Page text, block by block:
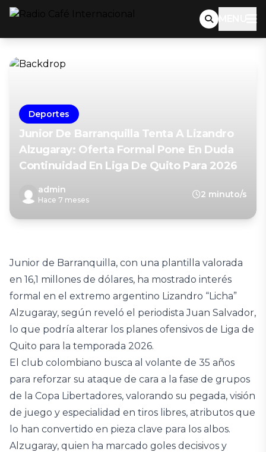
MENU
Deportes
Junior De Barranquilla Tenta A Lizandro
Alzugaray: Oferta Formal Pone En Duda
Continuidad En Liga De Quito Para 2026
admin
Hace 7 meses
2 minuto/s
Junior de Barranquilla, con una plantilla valorada
en 16,1 millones de dólares, ha mostrado interés
formal en el extremo argentino Lizandro “Licha”
Alzugaray, según reveló el periodista Juan Salvador,
lo que podría alterar los planes ofensivos de Liga de
Quito para la temporada 2026.
El club colombiano busca al volante de 35 años
para reforzar su ataque de cara a la fase de grupos
de la Copa Libertadores, valorando su pegada, visión
de juego y especialidad en tiros libres, atributos que
lo han convertido en pieza clave para los albos.
Alzugaray, quien ha marcado goles decisivos y